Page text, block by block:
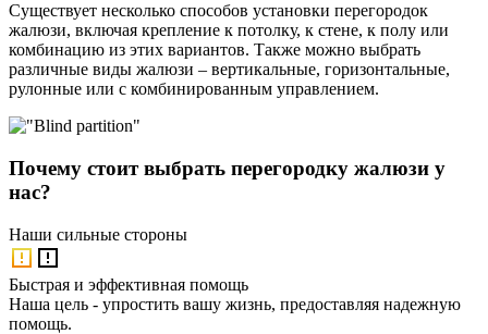
Существует несколько способов установки перегородок
жалюзи, включая крепление к потолку, к стене, к полу или
комбинацию из этих вариантов. Также можно выбрать
различные виды жалюзи – вертикальные, горизонтальные,
рулонные или с комбинированным управлением.
Почему стоит выбрать перегородку жалюзи у
нас?
Наши сильные стороны
Быстрая и эффективная помощь
Наша цель - упростить вашу жизнь, предоставляя надежную
помощь.